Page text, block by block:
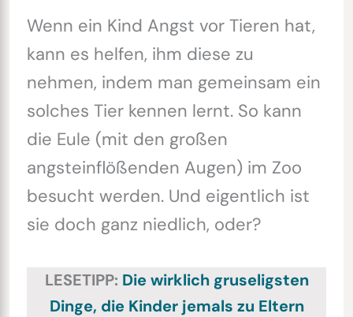
Wenn ein Kind Angst vor Tieren hat,
kann es helfen, ihm diese zu
nehmen, indem man gemeinsam ein
solches Tier kennen lernt. So kann
die Eule (mit den großen
angsteinflößenden Augen) im Zoo
besucht werden. Und eigentlich ist
sie doch ganz niedlich, oder?
LESETIPP: Die wirklich gruseligsten
Dinge, die Kinder jemals zu Eltern